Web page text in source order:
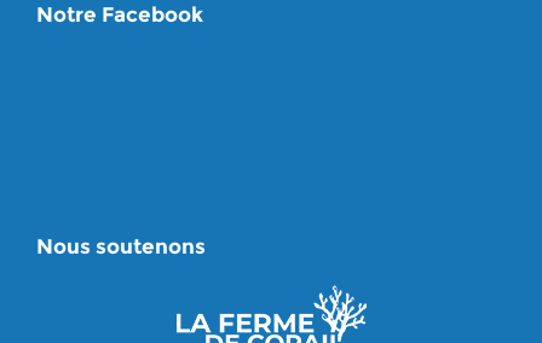
Notre Facebook
Nous soutenons